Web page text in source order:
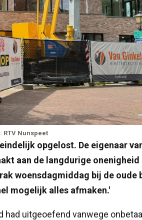
Nunspeet
opgelost. De eigenaar
aan de langdurige
woensdagmiddag bij de oude
mogelijk alles afmaken.'
had uitgeoefend vanwege